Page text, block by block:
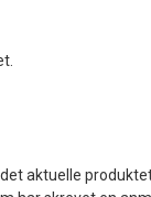
aktuelle